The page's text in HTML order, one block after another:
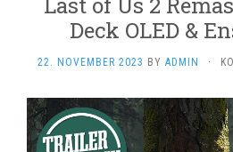
Deck OLED &
22. NOVEMBER 2023 BY ADMIN ·